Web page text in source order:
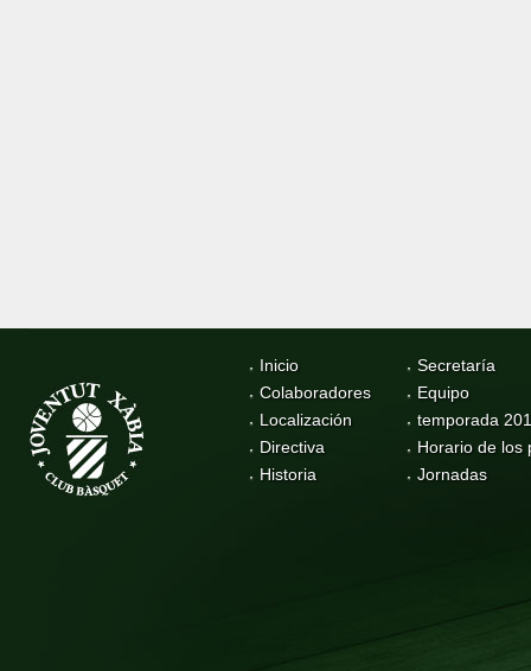
Inicio
Colaboradores
Localización
Directiva
Historia
Secretaría
Equipo
temporada
Horario de los
Jornadas